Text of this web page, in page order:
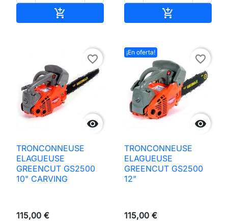
 

favorite_border
TRONCONNEUSE
ELAGUEUSE
GREENCUT GS2500
10" CARVING
115,00 €
¡En oferta!

favorite_border
TRONCONNEUSE
ELAGUEUSE
GREENCUT GS2500
12"
115,00 €